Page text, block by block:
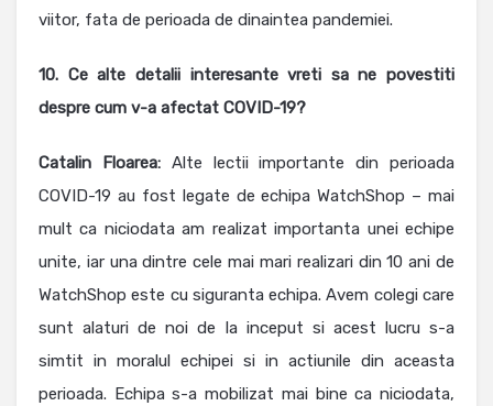
viitor, fata de perioada de dinaintea pandemiei.
10. Ce alte detalii interesante vreti sa ne povestiti
despre cum v-a afectat COVID-19?
Catalin Floarea: Alte lectii importante din perioada
COVID-19 au fost legate de echipa WatchShop – mai
mult ca niciodata am realizat importanta unei echipe
unite, iar una dintre cele mai mari realizari din 10 ani de
WatchShop este cu siguranta echipa. Avem colegi care
sunt alaturi de noi de la inceput si acest lucru s-a
simtit in moralul echipei si in actiunile din aceasta
perioada. Echipa s-a mobilizat mai bine ca niciodata,